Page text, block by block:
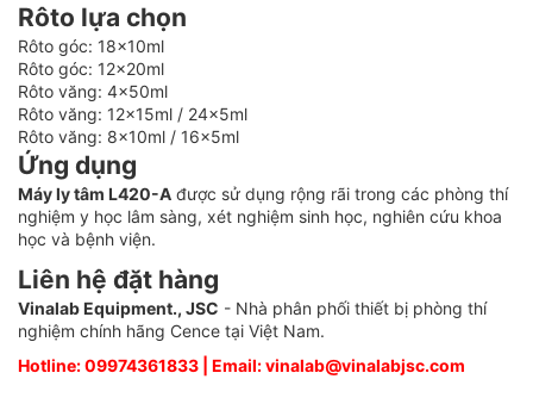
Rôto lựa chọn
Rôto góc: 18x10ml
Rôto góc: 12x20ml
Rôto văng: 4x50ml
Rôto văng: 12x15ml / 24x5ml
Rôto văng: 8x10ml / 16x5ml
Ứng dụng
Máy ly tâm L420-A được sử dụng rộng rãi trong các phòng thí
nghiệm y học lâm sàng, xét nghiệm sinh học, nghiên cứu khoa
học và bệnh viện.
Liên hệ đặt hàng
Vinalab Equipment., JSC - Nhà phân phối thiết bị phòng thí
nghiệm chính hãng Cence tại Việt Nam.
Hotline: 09974361833 | Email: vinalab@vinalabjsc.com